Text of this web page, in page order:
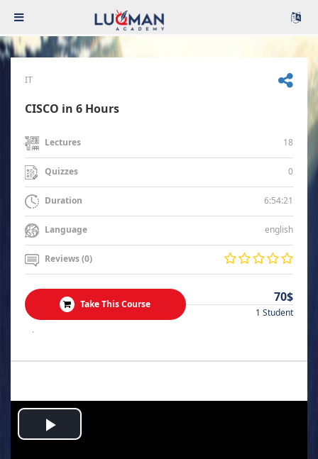
IT
CISCO in 6 Hours
Lectures 18
Quizzes 0
Duration 6:54:21
Language english
Reviews (0)
Take This Course 70$
1 Student
.
Play